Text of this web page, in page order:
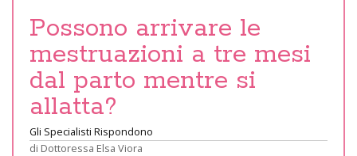
Possono arrivare le
mestruazioni a tre mesi
dal parto mentre si
allatta?
Gli Specialisti Rispondono
di Dottoressa Elsa Viora